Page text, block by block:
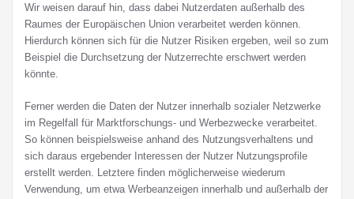
Wir weisen darauf hin, dass dabei Nutzerdaten außerhalb des
Raumes der Europäischen Union verarbeitet werden können.
Hierdurch können sich für die Nutzer Risiken ergeben, weil so zum
Beispiel die Durchsetzung der Nutzerrechte erschwert werden
könnte.
Ferner werden die Daten der Nutzer innerhalb sozialer Netzwerke
im Regelfall für Marktforschungs- und Werbezwecke verarbeitet.
So können beispielsweise anhand des Nutzungsverhaltens und
sich daraus ergebender Interessen der Nutzer Nutzungsprofile
erstellt werden. Letztere finden möglicherweise wiederum
Verwendung, um etwa Werbeanzeigen innerhalb und außerhalb der